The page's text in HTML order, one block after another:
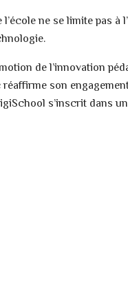
ne se limite pas à
de l’innovation
son
s’inscrit dans